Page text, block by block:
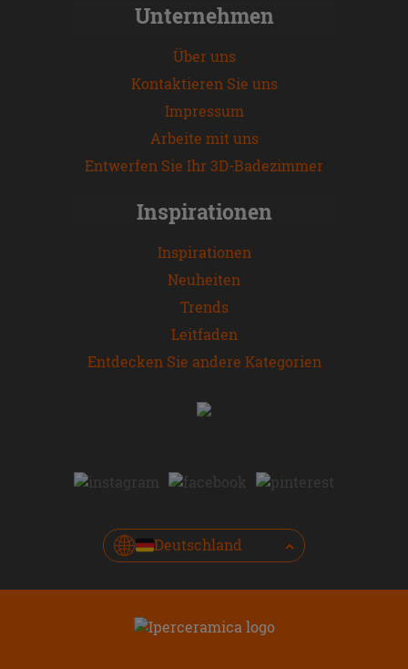
Unternehmen
Über uns
Kontaktieren Sie uns
Impressum
Arbeite mit uns
Entwerfen Sie Ihr 3D-Badezimmer
Inspirationen
Inspirationen
Neuheiten
Trends
Leitfaden
Entdecken Sie andere Kategorien
Deutschland